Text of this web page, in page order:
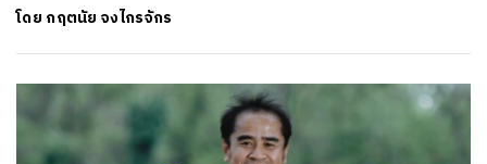
โดย กฤตนัย จงไกรจักร